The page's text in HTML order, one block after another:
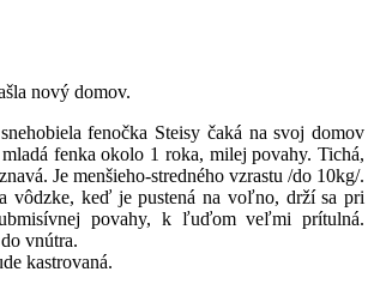
nový domov.
fenočka Steisy čaká na svoj domov
fenka okolo 1 roka, milej povahy. Tichá,
Je menšieho-stredného vzrastu /do 10kg/.
vôdzke, keď je pustená na voľno, drží sa pri
povahy, k ľuďom veľmi prítulná.
vnútra.
kastrovaná.